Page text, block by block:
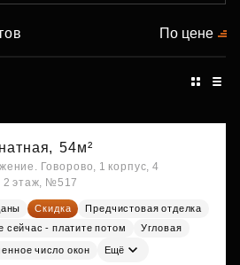
По цене
54м²
Говорово, 1 корпус, 4
2 этаж, №517
Скидка
Предчистовая отделка
сейчас - платите потом
Угловая
число окон Ещё